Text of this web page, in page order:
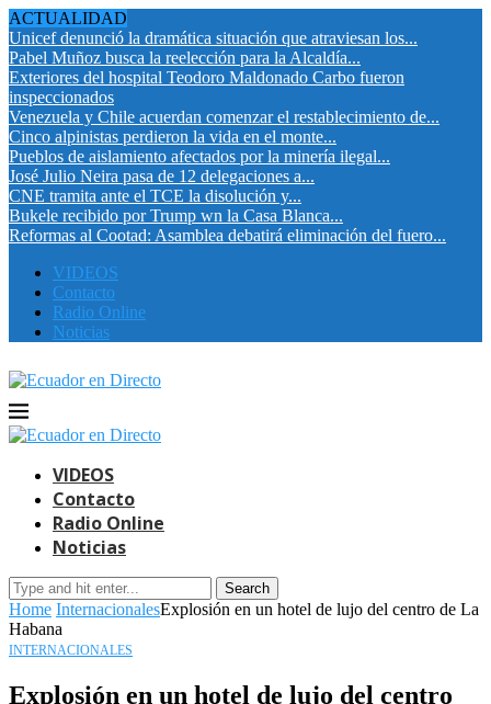
ACTUALIDAD
Unicef denunció la dramática situación que atraviesan los...
Pabel Muñoz busca la reelección para la Alcaldía...
Exteriores del hospital Teodoro Maldonado Carbo fueron
inspeccionados
Venezuela y Chile acuerdan comenzar el restablecimiento de...
Cinco alpinistas perdieron la vida en el monte...
Pueblos de aislamiento afectados por la minería ilegal...
José Julio Neira pasa de 12 delegaciones a...
CNE tramita ante el TCE la disolución y...
Bukele recibido por Trump wn la Casa Blanca...
Reformas al Cootad: Asamblea debatirá eliminación del fuero...
VIDEOS
Contacto
Radio Online
Noticias
VIDEOS
Contacto
Radio Online
Noticias
Search
Home InternacionalesExplosión en un hotel de lujo del centro de La
Habana
INTERNACIONALES
Explosión en un hotel de lujo del centro